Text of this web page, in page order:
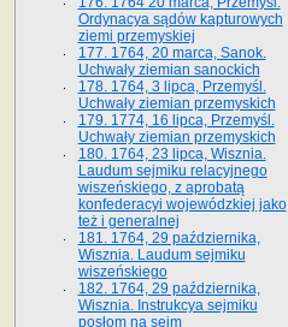
Ordynacya sądów kapturowych
ziemi przemyskiej
177. 1764, 20 marca, Sanok.
Uchwały ziemian sanockich
178. 1764, 3 lipca, Przemyśl.
Uchwały ziemian przemyskich
179. 1774, 16 lipca, Przemyśl.
Uchwały ziemian przemyskich
180. 1764, 23 lipca, Wisznia.
Laudum sejmiku relacyjnego
wiszeńskiego, z aprobatą
konfederacyi wojewódzkiej jako
też i generalnej
181. 1764, 29 października,
Wisznia. Laudum sejmiku
wiszeńskiego
182. 1764, 29 października,
Wisznia. Instrukcya sejmiku
posłom na sejm